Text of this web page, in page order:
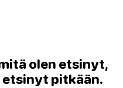
olen etsinyt,
etsinyt pitkään.